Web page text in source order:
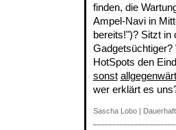
finden, die
Ampel-Navi in
bereits!")? Sitzt in
Gadgetsüchtiger?
HotSpots den
sonst
wer erklärt es
Sascha Lobo|